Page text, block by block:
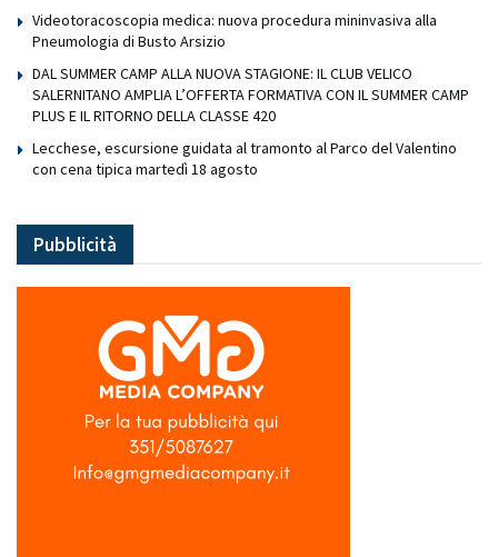
Videotoracoscopia medica: nuova procedura mininvasiva alla
Pneumologia di Busto Arsizio
DAL SUMMER CAMP ALLA NUOVA STAGIONE: IL CLUB VELICO
SALERNITANO AMPLIA L’OFFERTA FORMATIVA CON IL SUMMER CAMP
PLUS E IL RITORNO DELLA CLASSE 420
Lecchese, escursione guidata al tramonto al Parco del Valentino
con cena tipica martedì 18 agosto
Pubblicità